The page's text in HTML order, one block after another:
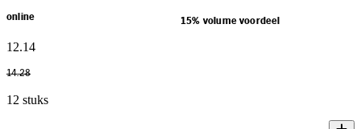
online 15% volume voordeel
12.14
14.28
12 stuks